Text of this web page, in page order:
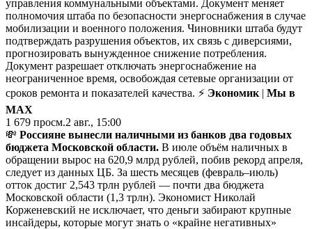
управления коммунальными объектами. Документ меняет
полномочия штаба по безопасности энергоснабжения в случае
мобилизации и военного положения. Чиновники штаба будут
подтверждать разрушения объектов, их связь с диверсиями,
прогнозировать вынужденное снижение потребления.
Документ разрешает отключать энергоснабжение на
неограниченное время, освобождая сетевые организации от
сроков ремонта и показателей качества. ⚡ Экономик | Мы в
MAX
1 679 просм.2 авг., 15:00
💸 Россияне вынесли наличными из банков два годовых
бюджета Московской области. В июле объём наличных в
обращении вырос на 620,9 млрд рублей, побив рекорд апреля,
следует из данных ЦБ. За шесть месяцев (февраль–июль)
отток достиг 2,543 трлн рублей — почти два бюджета
Московской области (1,3 трлн). Экономист Николай
Корженевский не исключает, что деньги забирают крупные
инсайдеры, которые могут знать о «крайне негативных»